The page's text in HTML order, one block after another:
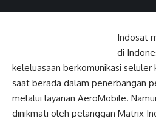
Indosat
di
keleluasaan berkomunikasi seluler
saat berada dalam penerbangan
melalui layanan AeroMobile.
dinikmati oleh pelanggan Matrix